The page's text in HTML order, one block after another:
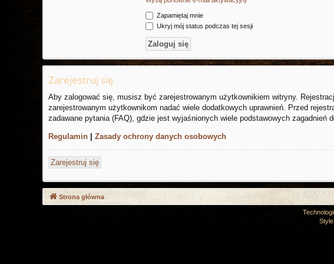
Zapamiętaj mnie
Ukryj mój status podczas tej sesji
Zarejestruj się
Aby zalogować się, musisz być zarejestrowanym użytkownikiem witryny.
zarejestrowanym użytkownikom nadać wiele dodatkowych uprawnień. Przed
zadawane pytania (FAQ), gdzie jest wyjaśnionych wiele podstawowych zagadnień
Regulamin | Zasady ochrony danych osobowych
Zarejestruj się
Strona główna